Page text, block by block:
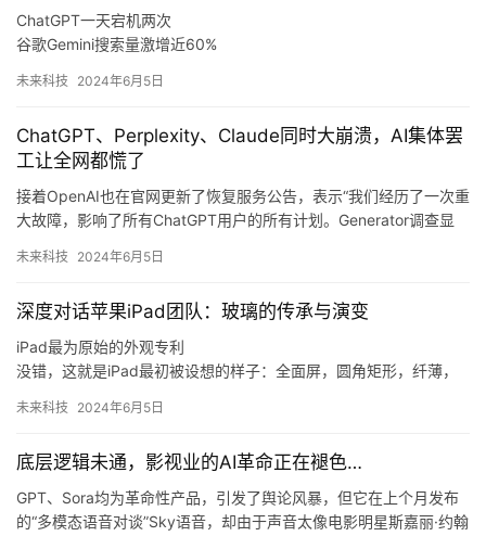
大模型连崩原因猜想，谷歌躺赢流量激增6成
GPT归位，人们的工作终于又恢复了秩序。
ChatGPT一天宕机两次
谷歌Gemini搜索量激增近60%
关键部分。
图片来源：Downdetector
ChatGPT系统崩溃后，有网友在社交媒体X上发帖警告道：
“ChatGPT最近发生的2.5小时全球中断，为我们所有依赖AI工具来
支持业务的人敲响了警钟。
未来科技 2024年6月5日
ChatGPT、Perplexity、Claude同时大崩溃，AI集体罢
工让全网都慌了
接着OpenAI也在官网更新了恢复服务公告，表示“我们经历了一次重
大故障，影响了所有ChatGPT用户的所有计划。Generator调查显
搜索量激增60%，达到327058次。
的搜索趋势高度相关，显示出用户把Gemini视为ChatGPT的直接替
代选项。
未来科技 2024年6月5日
深度对话苹果iPad团队：玻璃的传承与演变
iPad最为原始的外观专利
没错，这就是iPad最初被设想的样子：全面屏，圆角矩形，纤薄，
2010年发布的初代iPad
初代iPad宣传片画面
乔布斯赞同这一想法，于是快速将资源投入平板电脑项目，意欲打
造一款与众不同的「上网本」，这就是iPad早年的产品定义。
未来科技 2024年6月5日
底层逻辑未通，影视业的AI革命正在褪色…
GPT、Sora均为革命性产品，引发了舆论风暴，但它在上个月发布
的“多模态语音对谈”Sky语音，却由于声音太像电影明星斯嘉丽·约翰